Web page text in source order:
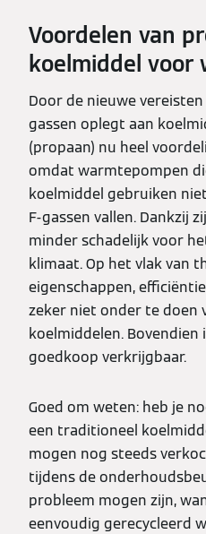
Voordelen van
koelmiddel voor
Door de nieuwe
gassen oplegt aan
(propaan) nu heel
omdat warmtepompen
koelmiddel gebruiken
F-gassen vallen. Dankzij
minder schadelijk voor
klimaat. Op het vlak van
eigenschappen,
zeker niet onder te doen
koelmiddelen. Bovendien
goedkoop verkrijgbaar.
Goed om weten: heb je
een traditioneel
mogen nog steeds
tijdens de
probleem mogen zijn,
eenvoudig gerecycleerd